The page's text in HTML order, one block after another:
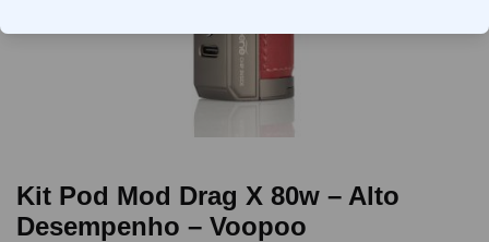
Kit Pod Mod Drag X 80w – Alto
Desempenho – Voopoo